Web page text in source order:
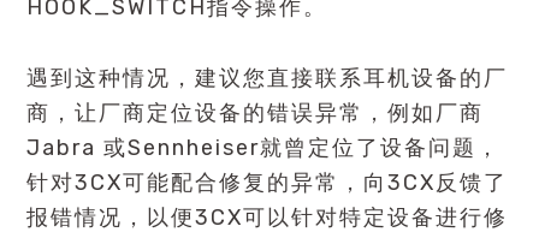
HOOK_SWITCH指令操作。
遇到这种情况，建议您直接联系耳机设备的厂
商，让厂商定位设备的错误异常，例如厂商
Jabra 或Sennheiser就曾定位了设备问题，
针对3CX可能配合修复的异常，向3CX反馈了
报错情况，以便3CX可以针对特定设备进行修